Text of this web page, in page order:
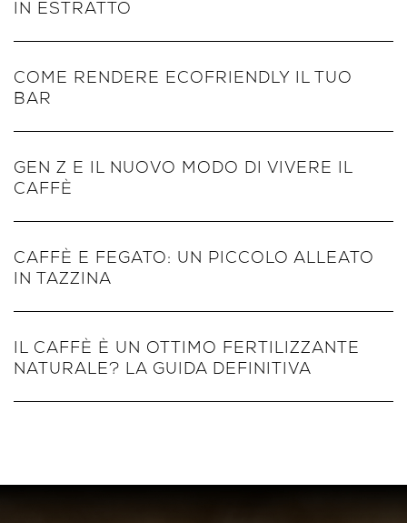
IN ESTRATTO
COME RENDERE ECOFRIENDLY IL TUO
BAR
GEN Z E IL NUOVO MODO DI VIVERE IL
CAFFÈ
CAFFÈ E FEGATO: UN PICCOLO ALLEATO
IN TAZZINA
IL CAFFÈ È UN OTTIMO FERTILIZZANTE
NATURALE? LA GUIDA DEFINITIVA